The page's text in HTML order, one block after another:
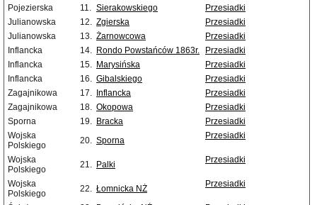
Pojezierska
11. Sierakowskiego
Przesiadki
Julianowska
12. Zgierska
Przesiadki
Julianowska
13. Żarnowcowa
Przesiadki
Inflancka
14. Rondo Powstańców 1863r.
Przesiadki
Inflancka
15. Marysińska
Przesiadki
Inflancka
16. Gibalskiego
Przesiadki
Zagajnikowa
17. Inflancka
Przesiadki
Zagajnikowa
18. Okopowa
Przesiadki
Sporna
19. Bracka
Przesiadki
Wojska
Polskiego
20. Sporna Przesiadki
Wojska
Polskiego
21. Palki Przesiadki
Wojska
Polskiego
22. Łomnicka NŻ Przesiadki